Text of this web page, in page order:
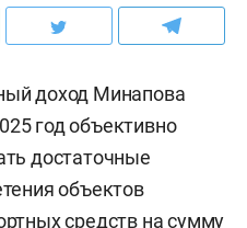
доход Минапова
год объективно
достаточные
объектов
средств на сумму